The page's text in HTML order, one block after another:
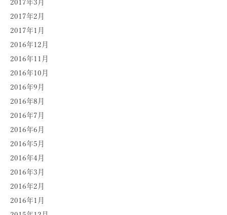
2017年3月
2017年2月
2017年1月
2016年12月
2016年11月
2016年10月
2016年9月
2016年8月
2016年7月
2016年6月
2016年5月
2016年4月
2016年3月
2016年2月
2016年1月